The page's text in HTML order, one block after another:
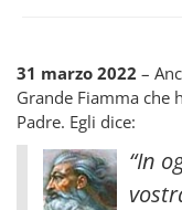
31 marzo 2022 –
Grande Fiamma che
Padre. Egli dice:
“In